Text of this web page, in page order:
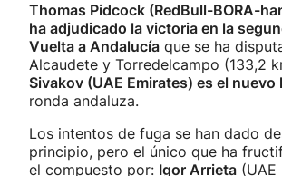
Thomas Pidcock (RedBull-BORA-
ha adjudicado la victoria en la
Vuelta a Andalucía que se ha
Alcaudete y Torredelcampo (133,2
Sivakov (UAE Emirates) es el nuevo
ronda andaluza.
Los intentos de fuga se han dado
principio, pero el único que ha
el compuesto por: Igor Arrieta (UAE